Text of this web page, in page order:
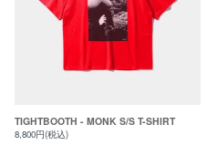
TIGHTBOOTH - MONK S/S T-SHIRT
8,800円(税込)